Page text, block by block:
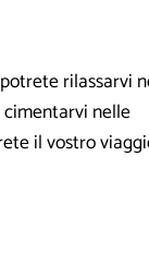
rilassarvi
nelle
il vostro